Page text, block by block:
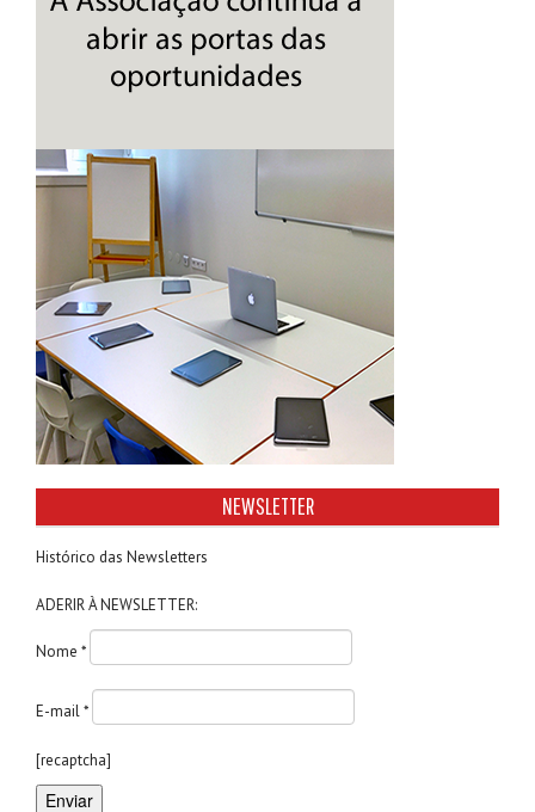
NEWSLETTER
Histórico das Newsletters
ADERIR À NEWSLETTER:
Nome *
E-mail *
[recaptcha]